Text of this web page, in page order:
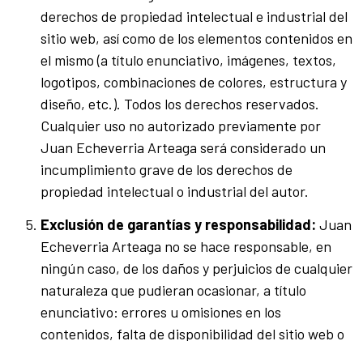
derechos de propiedad intelectual e industrial del
sitio web, así como de los elementos contenidos en
el mismo (a título enunciativo, imágenes, textos,
logotipos, combinaciones de colores, estructura y
diseño, etc.). Todos los derechos reservados.
Cualquier uso no autorizado previamente por
Juan Echeverria Arteaga será considerado un
incumplimiento grave de los derechos de
propiedad intelectual o industrial del autor.
Exclusión de garantías y responsabilidad: Juan
Echeverria Arteaga no se hace responsable, en
ningún caso, de los daños y perjuicios de cualquier
naturaleza que pudieran ocasionar, a título
enunciativo: errores u omisiones en los
contenidos, falta de disponibilidad del sitio web o